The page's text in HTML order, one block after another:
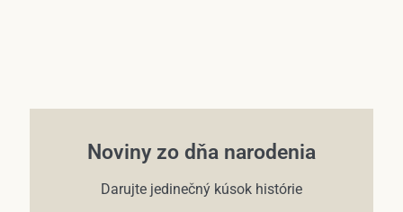
Noviny zo dňa narodenia
Darujte jedinečný kúsok histórie